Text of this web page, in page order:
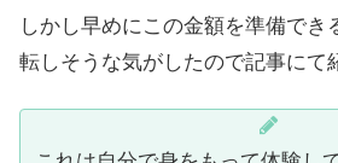
しかし早めにこの金額を準備でき
転しそうな気がしたので記事にて